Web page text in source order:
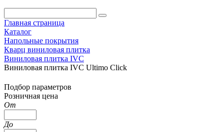
Главная страница
Каталог
Напольные покрытия
Кварц виниловая плитка
Виниловая плитка IVC
Виниловая плитка IVC Ultimo Click
Подбор параметров
Розничная цена
От
До